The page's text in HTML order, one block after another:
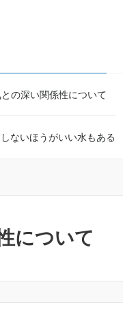
の深い関係性について
ないほうがいい水もある
について